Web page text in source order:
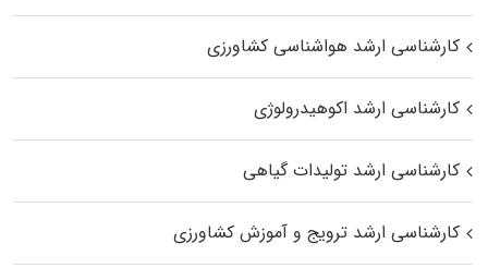
کارشناسی ارشد هواشناسی کشاورزی
کارشناسی ارشد اکوهیدرولوژی
کارشناسی ارشد تولیدات گیاهی
کارشناسی ارشد ترویج و آموزش کشاورزی